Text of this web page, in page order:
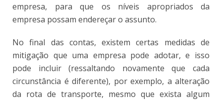
empresa, para que os níveis apropriados da
empresa possam endereçar o assunto.
No final das contas, existem certas medidas de
mitigação que uma empresa pode adotar, e isso
pode incluir (ressaltando novamente que cada
circunstância é diferente), por exemplo, a alteração
da rota de transporte, mesmo que exista algum